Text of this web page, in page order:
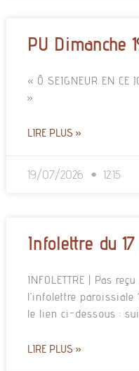
PU Dimanche
« Ô SEIGNEUR EN CE
»
LIRE PLUS »
19/07/2026 12:15
Infolettre du
INFOLETTRE | Pas
l’infolettre paroissiale
le lien ci-dessous :
LIRE PLUS »